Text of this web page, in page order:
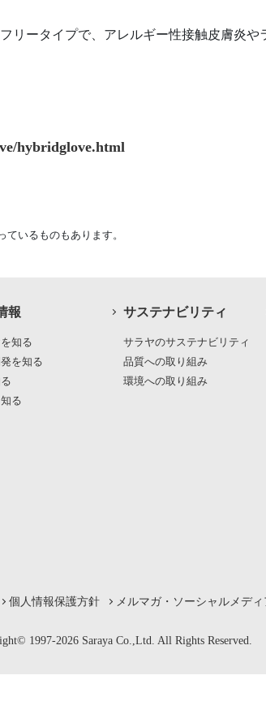
リータイプで、アレルギー性接触皮膚炎
hybridglove.html
いるものもあります。
報
知る
を知る
る
サステナビリティ
サラヤのサステナビリティ
品質への取り組み
環境への取り組み
個人情報保護方針 メルマガ・ソーシャルメディ
1997-2026 Saraya Co.,Ltd. All Rights Reserved.